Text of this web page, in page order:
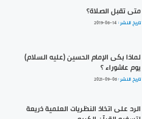
متى تقبل الصلاة؟
تاريخ النشر : 2019-06-14
لماذا بكى الإمام الحسين (عليه السلام)
يوم عاشوراء ؟
تاريخ النشر :2021-09-06
الرد على اتخاذ النظريات العلمية ذريعة